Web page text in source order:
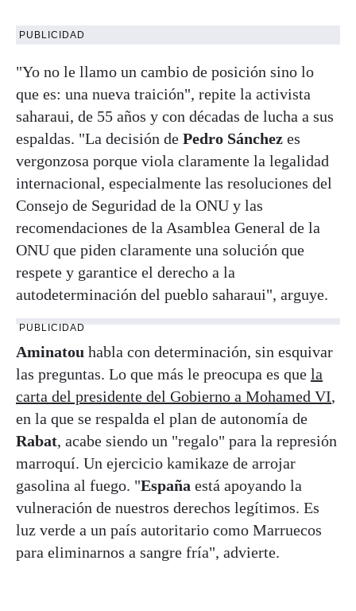
PUBLICIDAD
"Yo no le llamo un cambio de posición sino lo
que es: una nueva traición", repite la activista
saharaui, de 55 años y con décadas de lucha a sus
espaldas. "La decisión de Pedro Sánchez es
vergonzosa porque viola claramente la legalidad
internacional, especialmente las resoluciones del
Consejo de Seguridad de la ONU y las
recomendaciones de la Asamblea General de la
ONU que piden claramente una solución que
respete y garantice el derecho a la
autodeterminación del pueblo saharaui", arguye.
PUBLICIDAD
Aminatou habla con determinación, sin esquivar
las preguntas. Lo que más le preocupa es que la
carta del presidente del Gobierno a Mohamed VI,
en la que se respalda el plan de autonomía de
Rabat, acabe siendo un "regalo" para la represión
marroquí. Un ejercicio kamikaze de arrojar
gasolina al fuego. "España está apoyando la
vulneración de nuestros derechos legítimos. Es
luz verde a un país autoritario como Marruecos
para eliminarnos a sangre fría", advierte.